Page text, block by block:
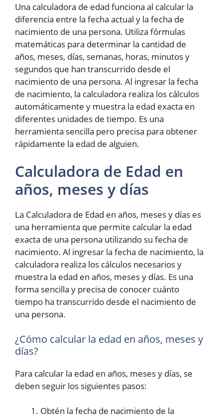
Una calculadora de edad funciona al calcular la
diferencia entre la fecha actual y la fecha de
nacimiento de una persona. Utiliza fórmulas
matemáticas para determinar la cantidad de
años, meses, días, semanas, horas, minutos y
segundos que han transcurrido desde el
nacimiento de una persona. Al ingresar la fecha
de nacimiento, la calculadora realiza los cálculos
automáticamente y muestra la edad exacta en
diferentes unidades de tiempo. Es una
herramienta sencilla pero precisa para obtener
rápidamente la edad de alguien.
Calculadora de Edad en
años, meses y días
La Calculadora de Edad en años, meses y días es
una herramienta que permite calcular la edad
exacta de una persona utilizando su fecha de
nacimiento. Al ingresar la fecha de nacimiento, la
calculadora realiza los cálculos necesarios y
muestra la edad en años, meses y días. Es una
forma sencilla y precisa de conocer cuánto
tiempo ha transcurrido desde el nacimiento de
una persona.
¿Cómo calcular la edad en años, meses y
días?
Para calcular la edad en años, meses y días, se
deben seguir los siguientes pasos:
Obtén la fecha de nacimiento de la